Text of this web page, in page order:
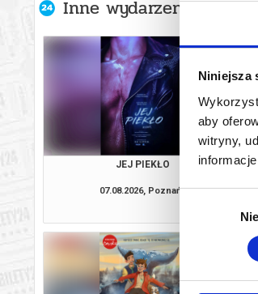
Niniejsza
aby
witryny,
Inne wydarzenia
JEJ PIEKŁO
07.08.2026, Poznań